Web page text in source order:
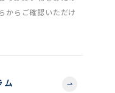
からご確認いただけ
ム